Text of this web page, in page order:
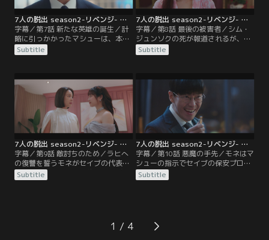
7人の脱出 season2-リベンジ- 第07話／字幕
字幕／第7話 新たな英雄の誕生／計
略に引っかかったマシューは、本物
のフィソが生きていると思い込む。
世間では、シム・ジュンソクが拉致
信じられ、迷子捜しアプリの信用が
下がる。その頃、モネはマシューに
監禁され…。
Subtitle
7人の脱出 season2-リベンジ- 第08話／字幕
字幕／第8話 最後の被害者／シム・
ジュンソクの死が報道されるが、モ
ネは誰かが身代わりにされたのだろ
うと考える。しかし、同じ場所から
モネは愕然とする。パニックに陥っ
たモネをラヒが冷ややかに見つめ
Subtitle
7人の脱出 season2-リベンジ- 第09話／字幕
字幕／第9話 敵討ちのため／ラヒへ
の復讐を誓うモネがセイブの代表フ
ァン・チャンソンと婚約式を挙げ
る。セイブの保安プログラムを狙う
Subtitle
7人の脱出 season2-リベンジ- 第10話／字幕
字幕／第10話 悪魔の手先／モネはマ
シューの指示でセイブの保安プログ
ラムを手に入れるが、チャンソンは
すべてを見破っていた。一方、イ・
りする。
Subtitle
1